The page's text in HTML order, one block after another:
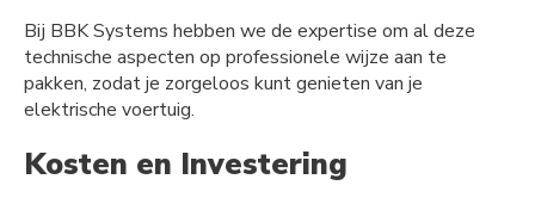
Bij BBK Systems hebben we de expertise om al deze
technische aspecten op professionele wijze aan te
pakken, zodat je zorgeloos kunt genieten van je
elektrische voertuig.
Kosten en Investering